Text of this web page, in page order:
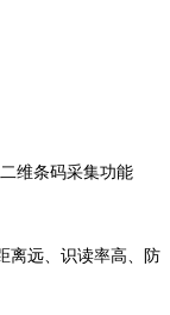
、二维条码采集功能
、识读率高、防